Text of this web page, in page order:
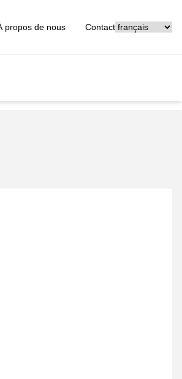
propos de nous Contact